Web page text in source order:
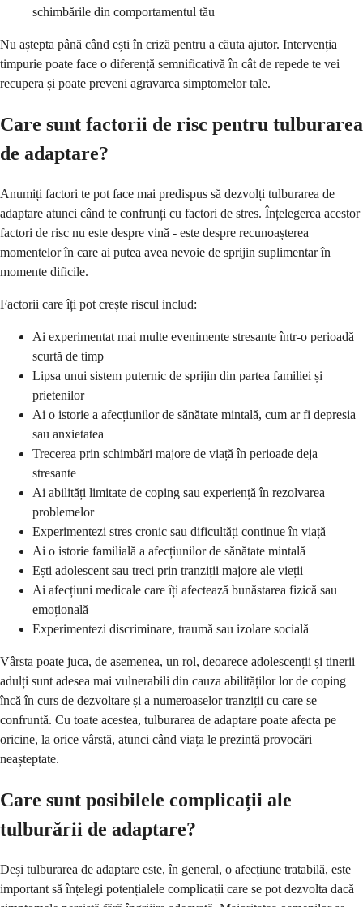
schimbările din comportamentul tău
Nu aștepta până când ești în criză pentru a căuta ajutor. Intervenția
timpurie poate face o diferență semnificativă în cât de repede te vei
recupera și poate preveni agravarea simptomelor tale.
Care sunt factorii de risc pentru tulburarea
de adaptare?
Anumiți factori te pot face mai predispus să dezvolți tulburarea de
adaptare atunci când te confrunți cu factori de stres. Înțelegerea acestor
factori de risc nu este despre vină - este despre recunoașterea
momentelor în care ai putea avea nevoie de sprijin suplimentar în
momente dificile.
Factorii care îți pot crește riscul includ:
Ai experimentat mai multe evenimente stresante într-o perioadă
scurtă de timp
Lipsa unui sistem puternic de sprijin din partea familiei și
prietenilor
Ai o istorie a afecțiunilor de sănătate mintală, cum ar fi depresia
sau anxietatea
Trecerea prin schimbări majore de viață în perioade deja
stresante
Ai abilități limitate de coping sau experiență în rezolvarea
problemelor
Experimentezi stres cronic sau dificultăți continue în viață
Ai o istorie familială a afecțiunilor de sănătate mintală
Ești adolescent sau treci prin tranziții majore ale vieții
Ai afecțiuni medicale care îți afectează bunăstarea fizică sau
emoțională
Experimentezi discriminare, traumă sau izolare socială
Vârsta poate juca, de asemenea, un rol, deoarece adolescenții și tinerii
adulți sunt adesea mai vulnerabili din cauza abilităților lor de coping
încă în curs de dezvoltare și a numeroaselor tranziții cu care se
confruntă. Cu toate acestea, tulburarea de adaptare poate afecta pe
oricine, la orice vârstă, atunci când viața le prezintă provocări
neașteptate.
Care sunt posibilele complicații ale
tulburării de adaptare?
Deși tulburarea de adaptare este, în general, o afecțiune tratabilă, este
important să înțelegi potențialele complicații care se pot dezvolta dacă